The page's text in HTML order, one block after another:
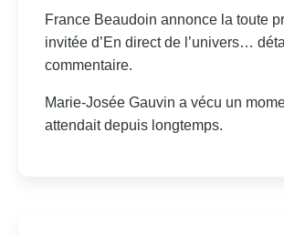
France Beaudoin annonce la toute
invitée d’En direct de l’univers…
commentaire.
Marie-Josée Gauvin a vécu un
attendait depuis longtemps.